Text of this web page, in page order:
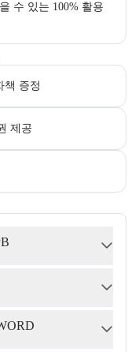
수 있는 100% 활용
한다.
책 증정
제공